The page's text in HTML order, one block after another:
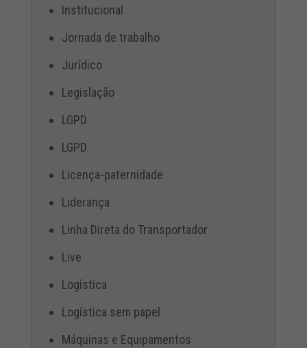
Institucional
Jornada de trabalho
Jurídico
Legislação
LGPD
LGPD
Licença-paternidade
Liderança
Linha Direta do Transportador
Live
Logística
Logística sem papel
Máquinas e Equipamentos